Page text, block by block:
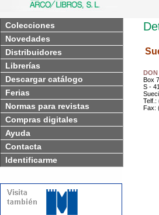
Colecciones
Novedades
Distribuidores
Librerías
Descargar catálogo
Ferias
Normas para revistas
Compras digitales
Ayuda
Contacta
Identificarme
DON
Box
S -
Telf.:
Fax: